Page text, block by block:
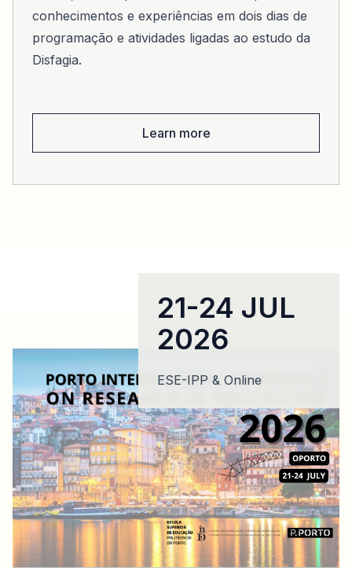
conhecimentos e experiências em dois dias de
programação e atividades ligadas ao estudo da
Disfagia.
Learn more
21-24 JUL
2026
ESE-IPP & Online